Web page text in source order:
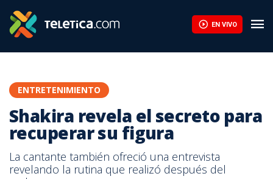
EN VIVO
ENTRETENIMIENTO
Shakira revela el secreto para
recuperar su figura
La cantante también ofreció una entrevista
revelando la rutina que realizó después del